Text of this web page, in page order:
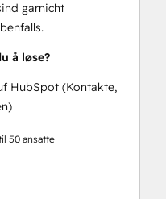
garnicht
å løse?
HubSpot (Kontakte,
50 ansatte